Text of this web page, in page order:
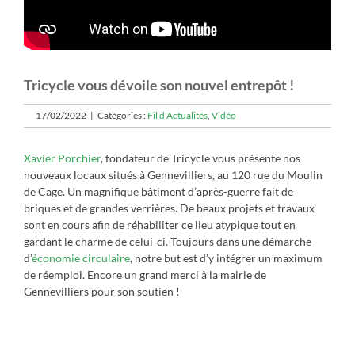
Tricycle vous dévoile son nouvel entrepôt !
17/02/2022 | Catégories : Fil d'Actualités Vidéo
Xavier Porchier, fondateur de Tricycle vous présente nos
nouveaux locaux situés à Gennevilliers, au 120 rue du Moulin
de Cage. Un magnifique bâtiment d’après-guerre fait de
briques et de grandes verrières. De beaux projets et travaux
sont en cours afin de réhabiliter ce lieu atypique tout en
gardant le charme de celui-ci. Toujours dans une démarche
d’économie circulaire, notre but est d’y intégrer un maximum
de réemploi. Encore un grand merci à la mairie de
Gennevilliers pour son soutien !